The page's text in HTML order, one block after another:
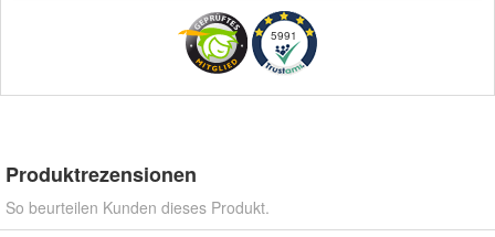
5991
Produktrezensionen
So beurteilen Kunden dieses Produkt.